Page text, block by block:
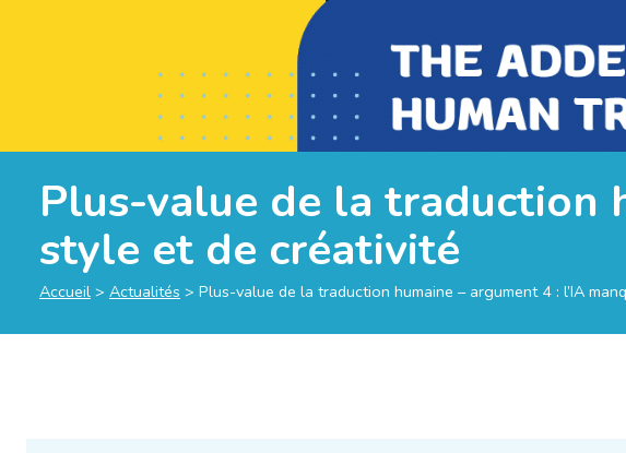
Plus-value de la traduction
style et de créativité
Accueil > Actualités > Plus-value de la traduction humaine – argument 4 : l’IA